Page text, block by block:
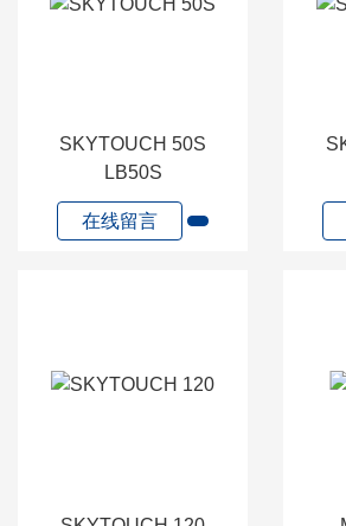
SKYTOUCH 50S
LB50S
在线留言